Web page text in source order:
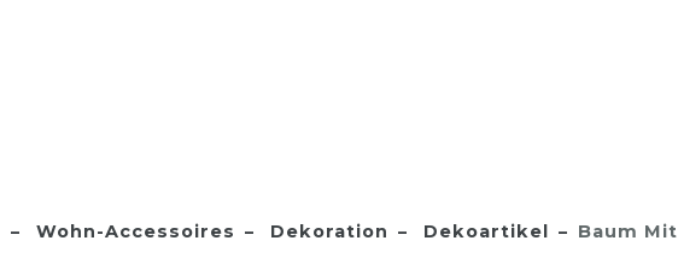
Wohn-Accessoires Dekoration Dekoartikel Baum